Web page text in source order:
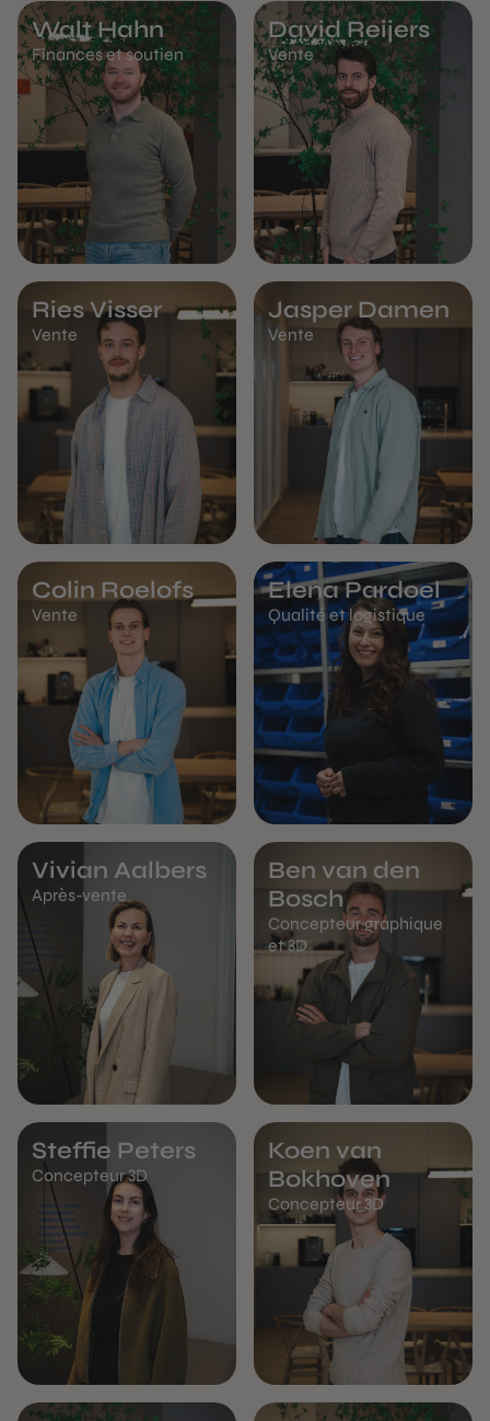
Finances et soutien
Walt Hahn
Vente
David Reijers
Vente
Ries Visser
Vente
Jasper Damen
Vente
Colin Roelofs
Qualité et logistique
Elena Pardoel
Après-vente
Vivian Aalbers
Concepteur graphique
et 3D
Ben van den
Bosch
Concepteur 3D
Steffie Peters
Concepteur 3D
Koen van
Bokhoven